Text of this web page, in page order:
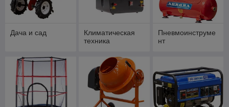
Дача и сад
Климатическая
техника
Пневмоинструме
нт